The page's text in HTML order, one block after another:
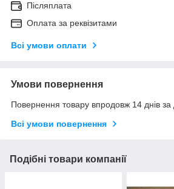
Післяплата
Оплата за реквізитами
Всі умови оплати
Умови повернення
Повернення товару впродовж 14 днів за
Всі умови повернення
Подібні товари компанії